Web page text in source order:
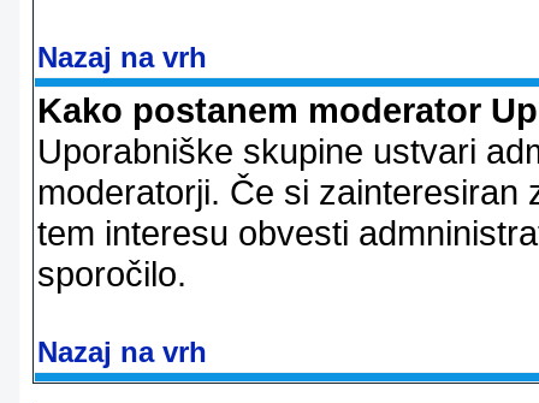
Nazaj na vrh
Kako postanem moderator
Uporabniške skupine ustvari
moderatorji. Če si
tem interesu obvesti
sporočilo.
Nazaj na vrh